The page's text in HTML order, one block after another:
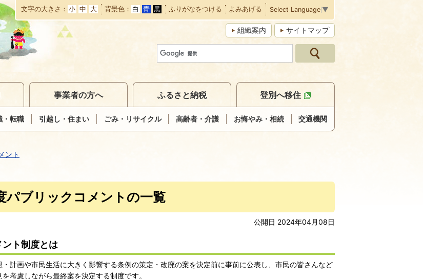
本
文
へ
移
動
文字の大きさ 小 中 大 背景色 白 青 黒 ふりがなをつける よみあげる Select Language ▼
組織案内 サイトマップ
・転職 引越し・住まい ごみ・リサイクル 高齢者・介護 お悔やみ・相続 交通機関
事業者の方へ ふるさと納税 登別へ移住
ント
パブリックコメントの一覧
公開日 2024年04月08日
ト制度とは
計画や市民生活に大きく影響する条例の策定・改廃の案を決定前に事前に公表し、市民の皆さんなど
考慮しながら最終案を決定する制度です。